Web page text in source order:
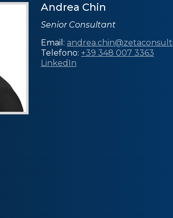
Andrea Chin
Senior Consultant
Email:
Telefono: +39 348 007 3363
LinkedIn